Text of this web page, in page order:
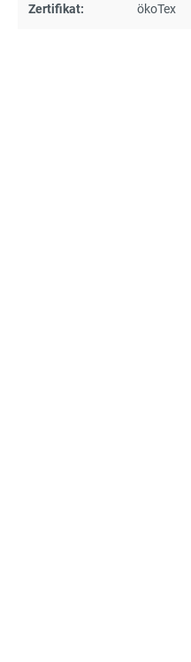
Zertifikat: ökoTex